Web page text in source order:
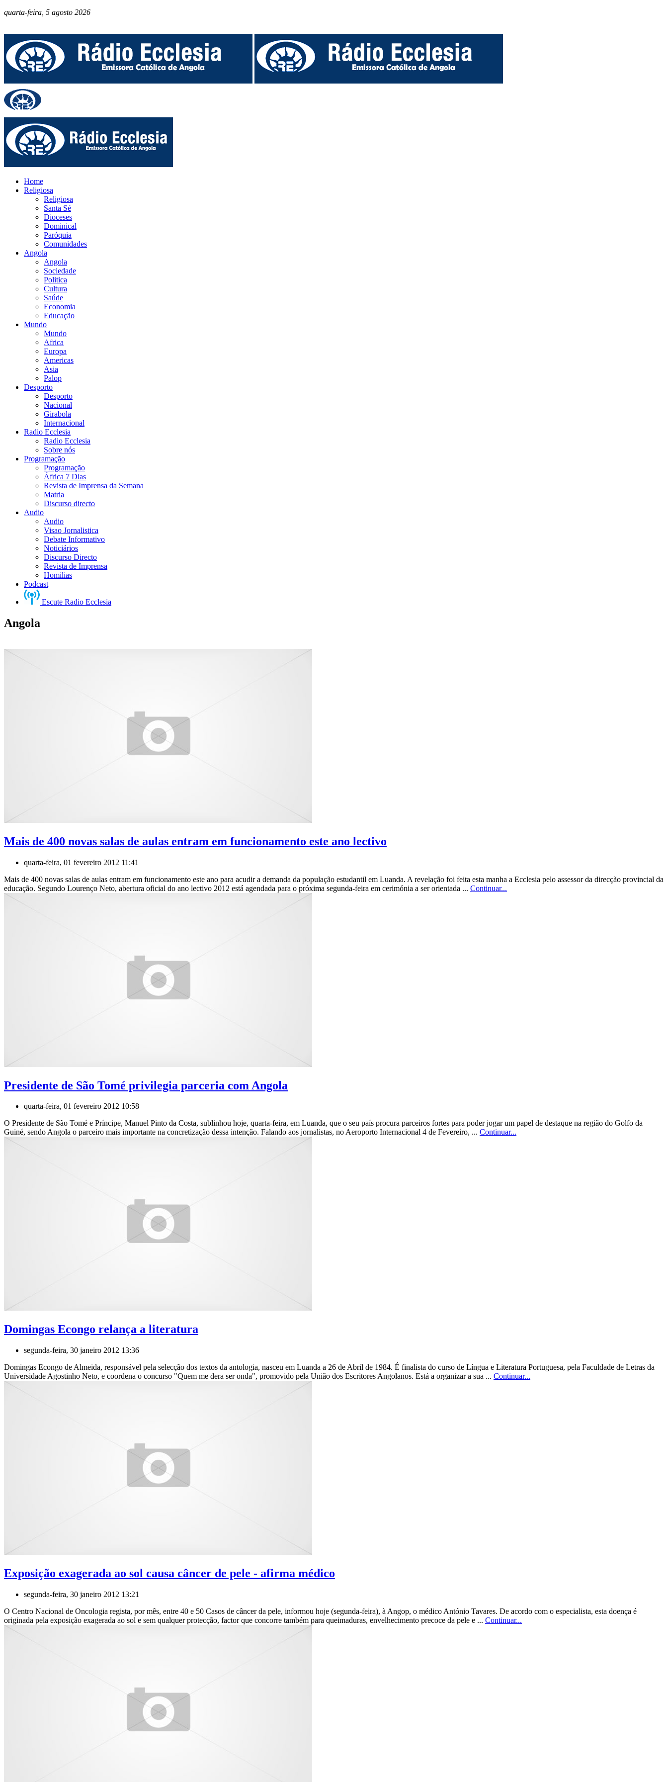
quarta-feira, 5 agosto 2026
Home
Religiosa
Religiosa
Santa Sé
Dioceses
Dominical
Paróquia
Comunidades
Angola
Angola
Sociedade
Politica
Cultura
Saúde
Economia
Educação
Mundo
Mundo
Africa
Europa
Americas
Asia
Palop
Desporto
Desporto
Nacional
Girabola
Internacional
Radio Ecclesia
Radio Ecclesia
Sobre nós
Programação
Programação
África 7 Dias
Revista de Imprensa da Semana
Matria
Discurso directo
Audio
Audio
Visao Jornalistica
Debate Informativo
Noticiários
Discurso Directo
Revista de Imprensa
Homilias
Podcast
Escute Radio Ecclesia
Angola
Mais de 400 novas salas de aulas entram em funcionamento este ano lectivo
quarta-feira, 01 fevereiro 2012 11:41
Mais de 400 novas salas de aulas entram em funcionamento este ano para acudir a demanda da população estudantil em Luanda. A revelação foi feita esta manha a Ecclesia pelo assessor da direcção provincial da
educação. Segundo Lourenço Neto, abertura oficial do ano lectivo 2012 está agendada para o próxima segunda-feira em cerimónia a ser orientada ... Continuar...
Presidente de São Tomé privilegia parceria com Angola
quarta-feira, 01 fevereiro 2012 10:58
O Presidente de São Tomé e Príncipe, Manuel Pinto da Costa, sublinhou hoje, quarta-feira, em Luanda, que o seu país procura parceiros fortes para poder jogar um papel de destaque na região do Golfo da
Guiné, sendo Angola o parceiro mais importante na concretização dessa intenção. Falando aos jornalistas, no Aeroporto Internacional 4 de Fevereiro, ... Continuar...
Domingas Econgo relança a literatura
segunda-feira, 30 janeiro 2012 13:36
Domingas Econgo de Almeida, responsável pela selecção dos textos da antologia, nasceu em Luanda a 26 de Abril de 1984. É finalista do curso de Língua e Literatura Portuguesa, pela Faculdade de Letras da
Universidade Agostinho Neto, e coordena o concurso "Quem me dera ser onda", promovido pela União dos Escritores Angolanos. Está a organizar a sua ... Continuar...
Exposição exagerada ao sol causa câncer de pele - afirma médico
segunda-feira, 30 janeiro 2012 13:21
O Centro Nacional de Oncologia regista, por mês, entre 40 e 50 Casos de câncer da pele, informou hoje (segunda-feira), à Angop, o médico António Tavares. De acordo com o especialista, esta doença é
originada pela exposição exagerada ao sol e sem qualquer protecção, factor que concorre também para queimaduras, envelhecimento precoce da pele e ... Continuar...